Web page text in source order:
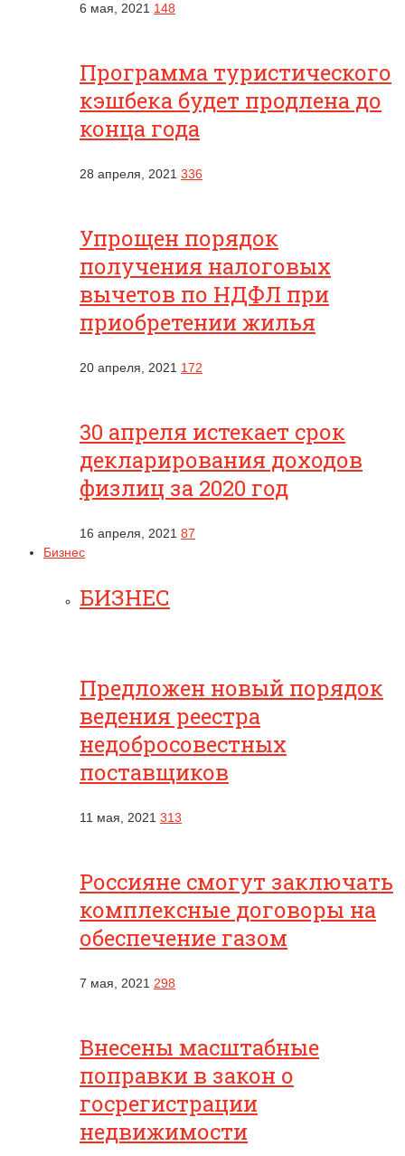
6 мая, 2021 148
Программа туристического
кэшбека будет продлена до
конца года
28 апреля, 2021 336
Упрощен порядок
получения налоговых
вычетов по НДФЛ при
приобретении жилья
20 апреля, 2021 172
30 апреля истекает срок
декларирования доходов
физлиц за 2020 год
16 апреля, 2021 87
Бизнес
БИЗНЕС
Предложен новый порядок
ведения реестра
недобросовестных
поставщиков
11 мая, 2021 313
Россияне смогут заключать
комплексные договоры на
обеспечение газом
7 мая, 2021 298
Внесены масштабные
поправки в закон о
госрегистрации
недвижимости